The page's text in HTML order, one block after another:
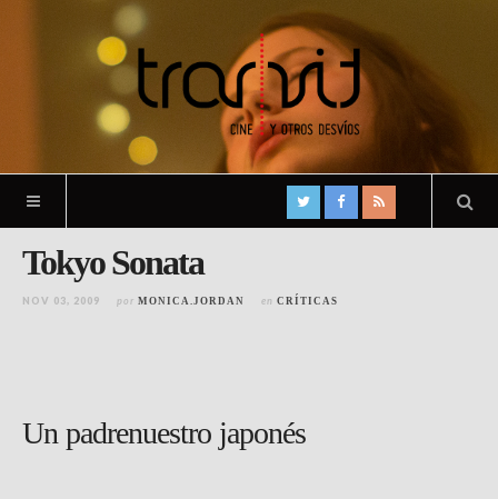
Tokyo Sonata
NOV 03, 2009 por MONICA.JORDAN en CRÍTICAS
Un padrenuestro japonés